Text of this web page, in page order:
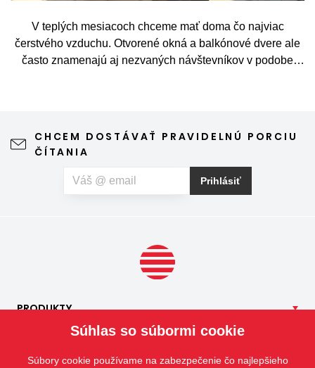
V teplých mesiacoch chceme mať doma čo najviac
čerstvého vzduchu. Otvorené okná a balkónové dvere ale
často znamenajú aj nezvaných návštevníkov v podobe
leto naplno. Kvalitná sieťka na hmyz zároveň nijako neruší
výhľad z okna ani vzhľad domu, vyžaduje len minimálnu
vás okrem hmyzu trápia aj peľové alergie, môžete zvoliť
špeciálnu sieť proti peľu, ktorá pomáha obmedziť
CHCEM DOSTÁVAŤ PRAVIDELNÚ PORCIU
ČÍTANIA
Prihlásiť
PRODUKTY
SLUŽBY
APLIKÁCIE
Súhlas so súbormi cookie
Súbory cookie používame na zabezpečenie čo najlepšieho